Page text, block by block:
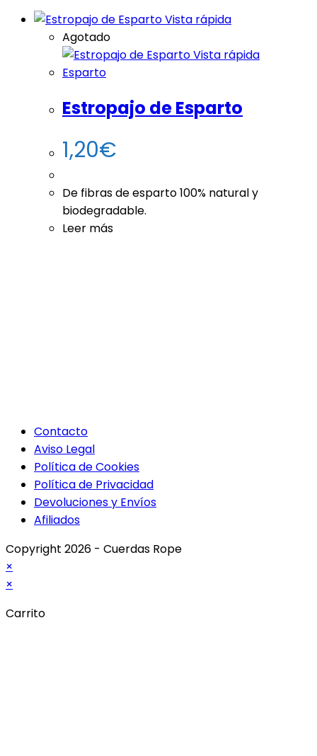
Vista rápida
Agotado
Vista rápida
Esparto
Estropajo de Esparto
1,20€
De fibras de esparto 100% natural y
biodegradable.
Leer más
Contacto
Aviso Legal
Política de Cookies
Política de Privacidad
Devoluciones y Envíos
Afiliados
Copyright 2026 - Cuerdas Rope
×
×
Carrito